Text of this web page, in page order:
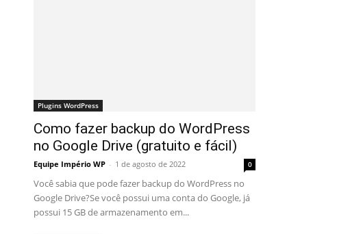
Plugins WordPress
Como fazer backup do WordPress
no Google Drive (gratuito e fácil)
Equipe Império WP - 1 de agosto de 2022 0
Você sabia que pode fazer backup do WordPress no
Google Drive?Se você possui uma conta do Google, já
possui 15 GB de armazenamento em...